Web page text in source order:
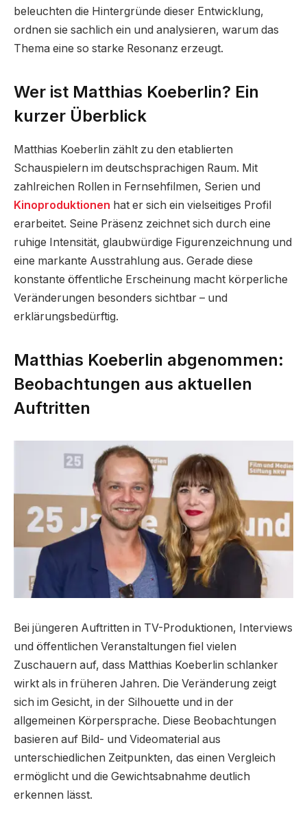
beleuchten die Hintergründe dieser Entwicklung,
ordnen sie sachlich ein und analysieren, warum das
Thema eine so starke Resonanz erzeugt.
Wer ist Matthias Koeberlin? Ein
kurzer Überblick
Matthias Koeberlin zählt zu den etablierten
Schauspielern im deutschsprachigen Raum. Mit
zahlreichen Rollen in Fernsehfilmen, Serien und
Kinoproduktionen hat er sich ein vielseitiges Profil
erarbeitet. Seine Präsenz zeichnet sich durch eine
ruhige Intensität, glaubwürdige Figurenzeichnung und
eine markante Ausstrahlung aus. Gerade diese
konstante öffentliche Erscheinung macht körperliche
Veränderungen besonders sichtbar – und
erklärungsbedürftig.
Matthias Koeberlin abgenommen:
Beobachtungen aus aktuellen
Auftritten
Bei jüngeren Auftritten in TV-Produktionen, Interviews
und öffentlichen Veranstaltungen fiel vielen
Zuschauern auf, dass Matthias Koeberlin schlanker
wirkt als in früheren Jahren. Die Veränderung zeigt
sich im Gesicht, in der Silhouette und in der
allgemeinen Körpersprache. Diese Beobachtungen
basieren auf Bild- und Videomaterial aus
unterschiedlichen Zeitpunkten, das einen Vergleich
ermöglicht und die Gewichtsabnahme deutlich
erkennen lässt.